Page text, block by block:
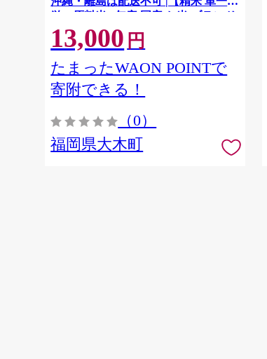
単一原料米 7年産 国産 お米 ブランド
米 5kg × 2 ゆめつくし】CY009_01
13,000 円
たまったWAON POINTで
寄附できる！
（0）
福岡県大木町